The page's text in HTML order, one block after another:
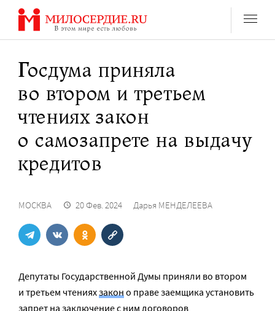
Перейти
содержанию
Госдума приняла
во втором и третьем
чтениях закон
о самозапрете на выдачу
кредитов
МОСКВА 20 Фев. 2024 Дарья МЕНДЕЛЕЕВА
Депутаты Государственной Думы приняли во втором
и третьем чтенияхзаконо праве заемщика установить
запрет на заключение с ним договоров